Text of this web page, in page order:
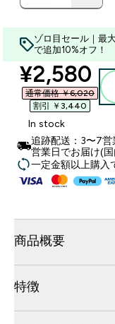
ゾロ目セール｜最
で追加10%オフ！
¥2,580‎
通常価格 ￥6,020‎
割引 ￥3,440‎
In stock
追跡配送：3〜7営
営業日でお届け(
一定金額以上購入
商品概要
特徴